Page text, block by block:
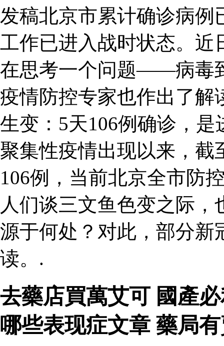
发稿北京市累计确诊病例
工作已进入战时状态。近
在思考一个问题——病毒
疫情防控专家也作出了解
生变：5天106例确诊，
聚集性疫情出现以来，截
106例，当前北京全市防
人们谈三文鱼色变之际
源于何处？对此，部分新
读。.
去藥店買萬艾可 國產
哪些表现症文章 藥局